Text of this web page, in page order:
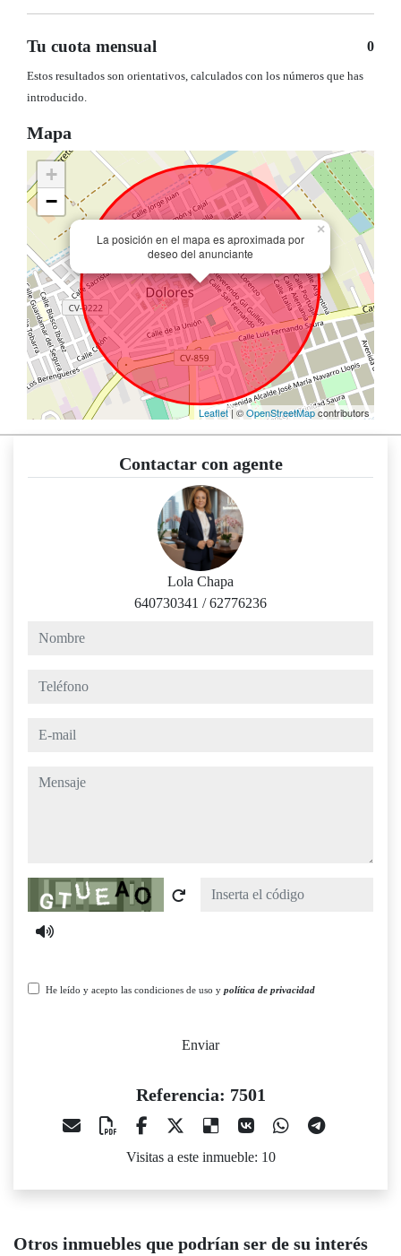
Tu cuota mensual 0
Estos resultados son orientativos, calculados con los números que has
introducido.
Mapa
La posición en el mapa es aproximada por
deseo del anunciante
×
+
−
Leaflet| ©OpenStreetMapcontributors
Contactar con agente
Lola Chapa
640730341 /62776236
nombre
teléfono
e-mail
mensaje
Captcha
He leído y acepto las condiciones de uso y política de privacidad
Enviar
Referencia: 7501
Visitas a este inmueble: 10
Otros inmuebles que podrían ser de su interés